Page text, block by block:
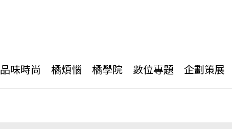
品味時尚 橘煩惱 橘學院 數位專題 企劃策展